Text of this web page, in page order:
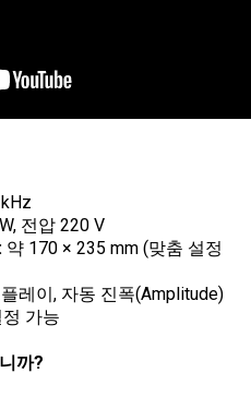
전압 220 V
약 170 × 235 mm (맞춤 설정
레이, 자동 진폭(Amplitude)
가능
까?